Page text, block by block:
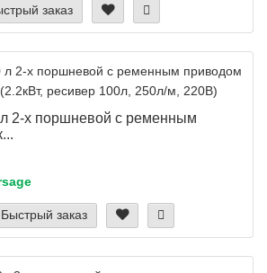
заказ
2-х поршневой с ременным
Быстрый заказ